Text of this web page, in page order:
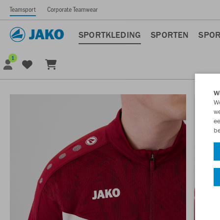
Teamsport Corporate Teamwear
SPORTKLEDING SPORTEN
1